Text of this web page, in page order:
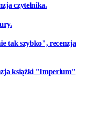
czytelnika.
tak szybko", recenzja
książki "Imperium"